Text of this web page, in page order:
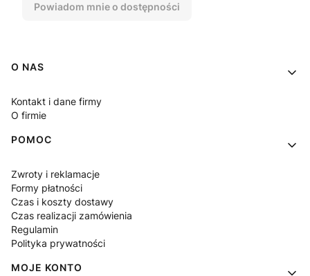
Powiadom mnie o dostępności
Linki w stopce
O NAS
Kontakt i dane firmy
O firmie
POMOC
Zwroty i reklamacje
Formy płatności
Czas i koszty dostawy
Czas realizacji zamówienia
Regulamin
Polityka prywatności
MOJE KONTO